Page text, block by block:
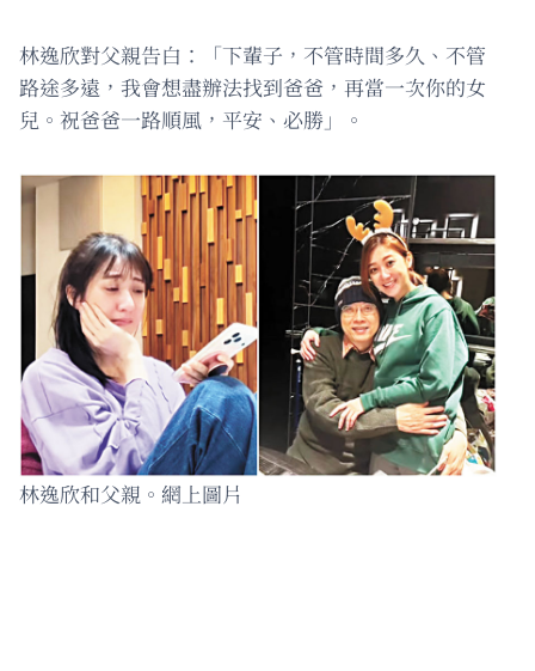
林逸欣對父親告白：「下輩子，不管時間多久、不管
路途多遠，我會想盡辦法找到爸爸，再當一次你的女
兒。祝爸爸一路順風，平安、必勝」。
林逸欣和父親。網上圖片